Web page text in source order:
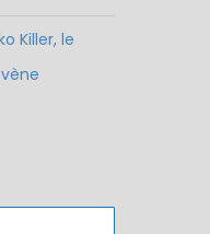
Killer, le